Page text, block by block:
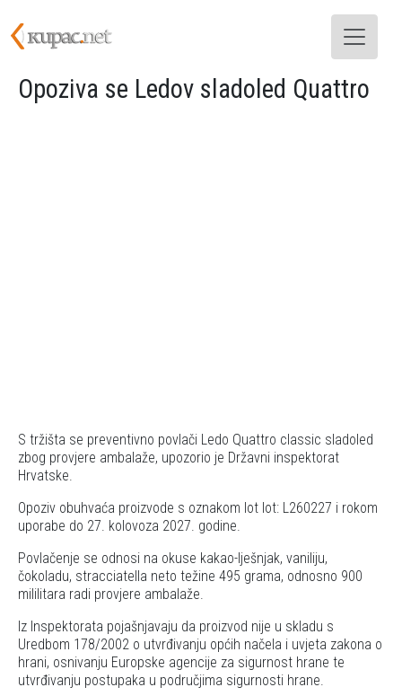
Opoziva se Ledov sladoled Quattro
S tržišta se preventivno povlači Ledo Quattro classic sladoled
zbog provjere ambalaže, upozorio je Državni inspektorat
Hrvatske.
Opoziv obuhvaća proizvode s oznakom lot lot: L260227 i rokom
uporabe do 27. kolovoza 2027. godine.
Povlačenje se odnosi na okuse kakao-lješnjak, vaniliju,
čokoladu, stracciatella neto težine 495 grama, odnosno 900
mililitara radi provjere ambalaže.
Iz Inspektorata pojašnjavaju da proizvod nije u skladu s
Uredbom 178/2002 o utvrđivanju općih načela i uvjeta zakona o
hrani, osnivanju Europske agencije za sigurnost hrane te
utvrđivanju postupaka u područjima sigurnosti hrane.